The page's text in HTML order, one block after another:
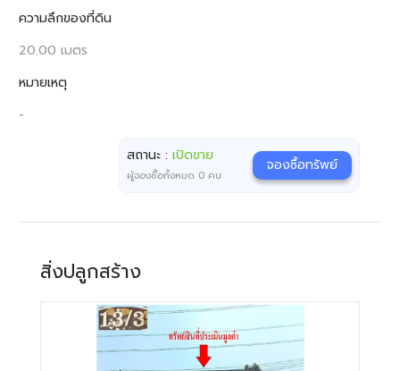
ความลึกของที่ดิน
20.00 เมตร
หมายเหตุ
-
สถานะ :เปิดขาย
ผู้จองซื้อทั้งหมด 0 คน
จองซื้อทรัพย์
สิ่งปลูกสร้าง